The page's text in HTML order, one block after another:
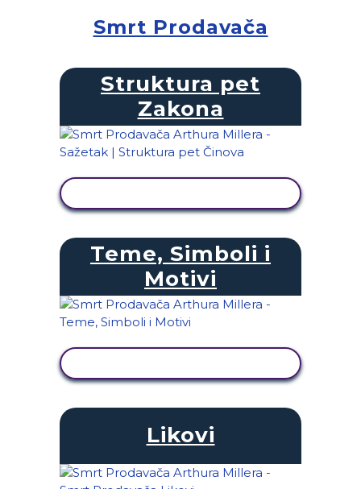
Smrt Prodavača
Struktura pet
Zakona
Teme, Simboli i
Motivi
Likovi